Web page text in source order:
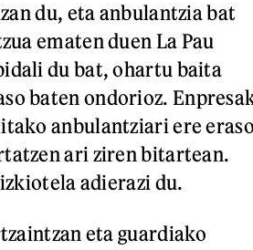
du, eta anbulantzia bat
ematen duen La Pau
du bat, ohartu baita
baten ondorioz.
anbulantziari ere
ari ziren bitartean.
adierazi du.
eta guardiako